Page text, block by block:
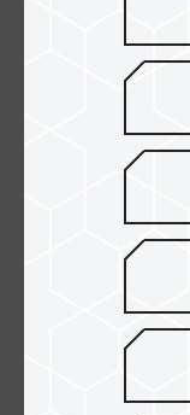
手機記憶卡「
適合
Card 的讀寫速
1500 IOPS(每
IOPS。目的是
並處理後續的相